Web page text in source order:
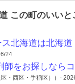
この町のいいと
北海道は北海道
24
師をお探しなら
区・西区・手稲区））-